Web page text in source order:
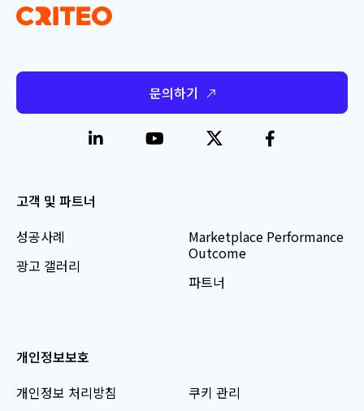
문의하기
고객 및 파트너
성공사례
광고 갤러리
Marketplace Performance
Outcome
파트너
개인정보보호
개인정보 처리방침
쿠키 관리